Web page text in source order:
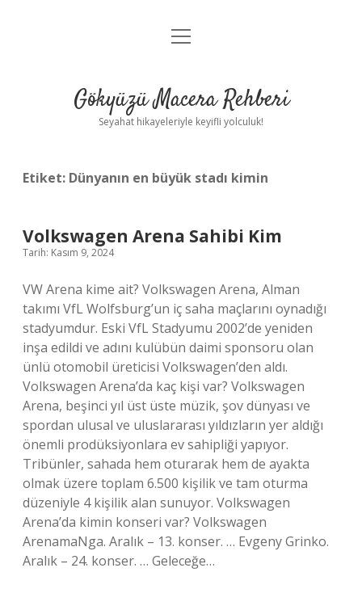
Anasayfa
Yasal Uyarı
menüyü
Gökyüzü Macera Rehberi
Seyahat hikayeleriyle keyifli yolculuk!
Etiket: Dünyanın en büyük stadı kimin
Volkswagen Arena Sahibi Kim
Tarih: Kasım 9, 2024
VW Arena kime ait? Volkswagen Arena, Alman
takımı VfL Wolfsburg’un iç saha maçlarını oynadığı
stadyumdur. Eski VfL Stadyumu 2002’de yeniden
inşa edildi ve adını kulübün daimi sponsoru olan
ünlü otomobil üreticisi Volkswagen’den aldı.
Volkswagen Arena’da kaç kişi var? Volkswagen
Arena, beşinci yıl üst üste müzik, şov dünyası ve
spordan ulusal ve uluslararası yıldızların yer aldığı
önemli prodüksiyonlara ev sahipliği yapıyor.
Tribünler, sahada hem oturarak hem de ayakta
olmak üzere toplam 6.500 kişilik ve tam oturma
düzeniyle 4 kişilik alan sunuyor. Volkswagen
Arena’da kimin konseri var? Volkswagen
ArenamaNga. Aralık – 13. konser. … Evgeny Grinko.
Aralık – 24. konser. … Geleceğe…